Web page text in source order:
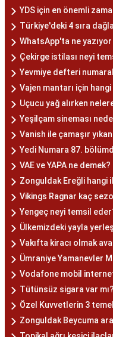
YDS için en önemli
Türkiye'deki 4 sıra
WhatsApp'ta ne
Çekirge istilası neyi
Yevmiye defteri
Vajen mantarı için hangi
Uçucu yağ alırken
Yeşilçam sineması
Vanish ile çamaşır
Yedi Numara 87.
VAE ve YAPA ne demek?
Zonguldak Ereğli hangi
Vikings Ragnar kaç
Yengeç neyi temsil
Ülkemizdeki yayla
Vakıfta kiracı olmak
Ümraniye Yamanevler
Vodafone mobil internet
Tütünsüz sigara var mı?
Özel Kuvvetlerin 3
Zonguldak Beycuma